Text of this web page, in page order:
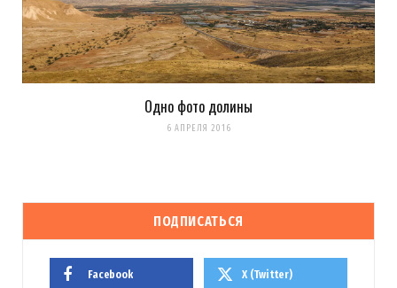
Одно фото долины
6 АПРЕЛЯ 2016
ПОДПИСАТЬСЯ
Facebook X (Twitter)